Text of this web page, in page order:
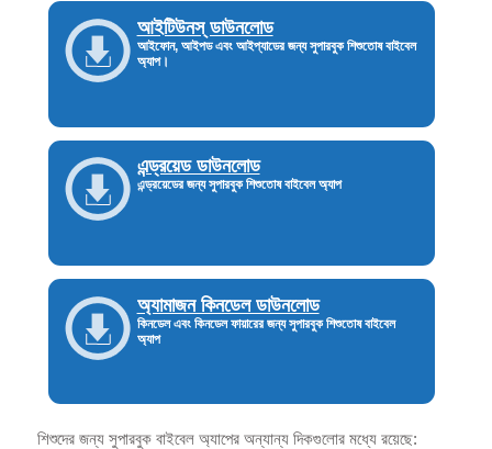
আইটিউনস্ ডাউনলোড
আইফোন, আইপড এবং আইপ্যাডের জন্য সুপারবুক শিশুতোষ বাইবেল
অ্যাপ।
এন্ড্রয়েড ডাউনলোড
এন্ড্রয়েডের জন্য সুপারবুক শিশুতোষ বাইবেল অ্যাপ
অ্যামাজন কিনডেল ডাউনলোড
কিনডেল এবং কিনডেল ফায়ারের জন্য সুপারবুক শিশুতোষ বাইবেল
অ্যাপ
শিশুদের জন্য সুপারবুক বাইবেল অ্যাপের অন্যান্য দিকগুলোর মধ্যে রয়েছে: